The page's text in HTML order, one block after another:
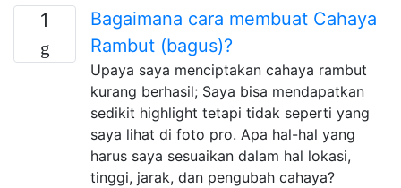
1
Bagaimana cara membuat Cahaya
Rambut (bagus)?
Upaya saya menciptakan cahaya rambut
kurang berhasil; Saya bisa mendapatkan
sedikit highlight tetapi tidak seperti yang
saya lihat di foto pro. Apa hal-hal yang
harus saya sesuaikan dalam hal lokasi,
tinggi, jarak, dan pengubah cahaya?